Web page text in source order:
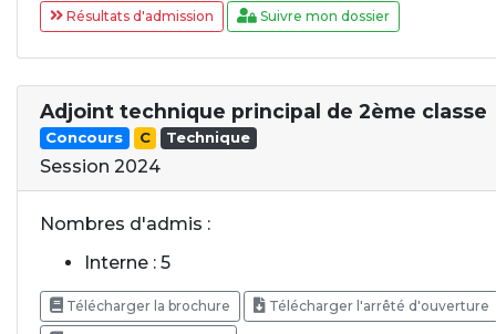
Résultats d'admission Suivre mon dossier
Adjoint technique principal de 2ème classe
Concours C Technique
Session 2024
Nombres d'admis :
Interne : 5
Télécharger la brochure Télécharger l'arrêté d'ouverture